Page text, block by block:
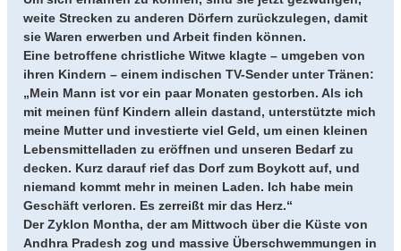
weite Strecken zu anderen Dörfern zurückzulegen, damit
sie Waren erwerben und Arbeit finden können.
Eine betroffene christliche Witwe klagte – umgeben von
ihren Kindern – einem indischen TV-Sender unter Tränen:
„Mein Mann ist vor ein paar Monaten gestorben. Als ich
mit meinen fünf Kindern allein dastand, unterstützte mich
meine Mutter und investierte viel Geld, um einen kleinen
Lebensmittelladen zu eröffnen und unseren Bedarf zu
decken. Kurz darauf rief das Dorf zum Boykott auf, und
niemand kommt mehr in meinen Laden. Ich habe mein
Geschäft verloren. Es zerreißt mir das Herz.“
Der Zyklon Montha, der am Mittwoch über die Küste von
Andhra Pradesh zog und massive Überschwemmungen in